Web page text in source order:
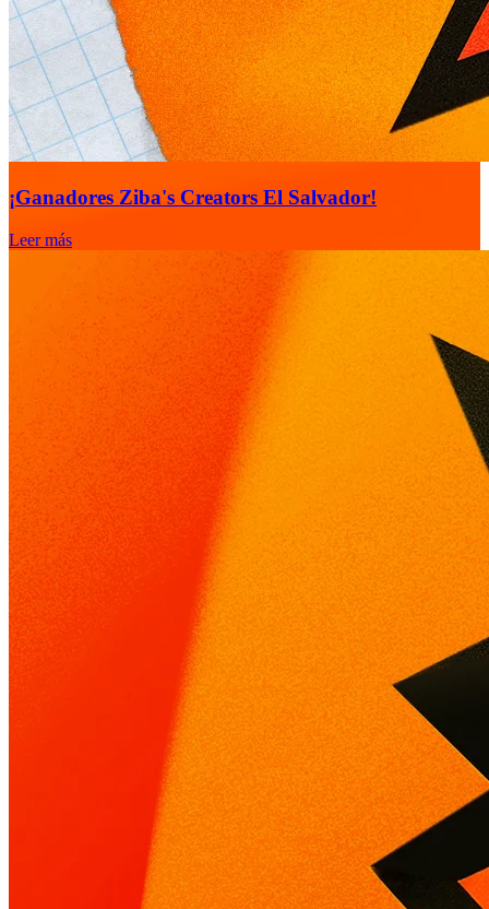
¡Ganadores Ziba's Creators El Salvador!
Leer más